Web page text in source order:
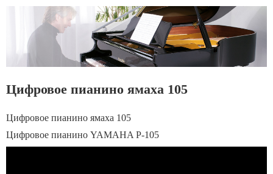
Цифровое пианино ямаха 105
Цифровое пианино ямаха 105
Цифровое пианино YAMAHA P-105